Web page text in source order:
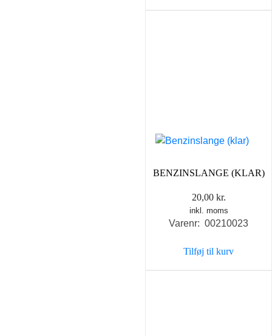
BENZINSLANGE (KLAR)
20,00 kr.
inkl. moms
Varenr: 00210023
Tilføj til kurv